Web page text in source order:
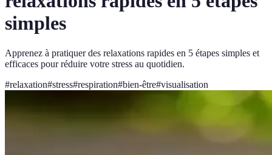
simples
Apprenez à pratiquer des relaxations rapides en 5 étapes simples et
efficaces pour réduire votre stress au quotidien.
#relaxation#stress#respiration#bien-être#visualisation